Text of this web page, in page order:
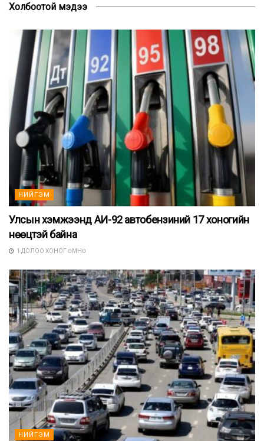
Холбоотой мэдээ
НИЙГЭМ
Улсын хэмжээнд АИ-92 автобензиний 17 хоногийн
нөөцтэй байна
1 ДОЛОО ХОНОГ ӨМНӨ
НИЙГЭМ